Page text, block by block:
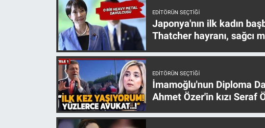
EDITÖRÜN SEÇTIĞI
Japonya'nın ilk kadın
Thatcher hayranı, sağcı
EDITÖRÜN SEÇTIĞI
İmamoğlu'nun Diploma
Ahmet Özer'in kızı Seraf